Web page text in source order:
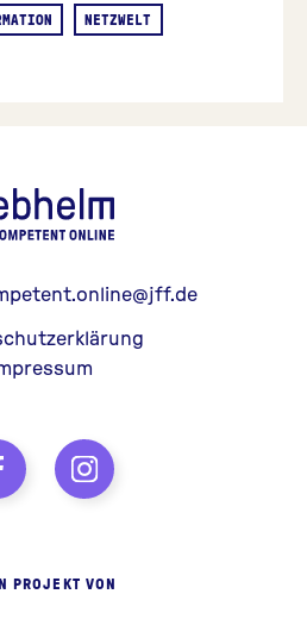
NETZWELT
PROJEKT VON